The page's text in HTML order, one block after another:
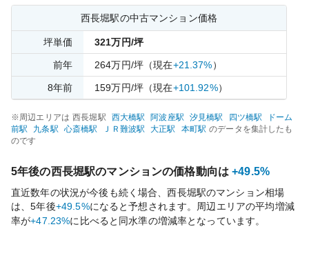
西長堀駅の中古マンション価格
坪単価 321万円/坪
前年 264万円/坪 （現在+21.37%）
8年前 159万円/坪 （現在+101.92%）
※周辺エリアは 西長堀駅 西大橋駅 阿波座駅 汐見橋駅 四ツ橋駅
ドーム
前駅 九条駅 心斎橋駅 ＪＲ難波駅 大正駅 本町駅 のデータを集計したも
のです
5年後の西長堀駅のマンションの価格動向は +49.5%
直近数年の状況が今後も続く場合、西長堀駅のマンション相場
は、5年後+49.5%になると予想されます。周辺エリアの平均増減
率が+47.23%に比べると 同水準の増減率となっています。